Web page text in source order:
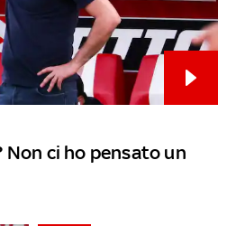
ci ho pensato un